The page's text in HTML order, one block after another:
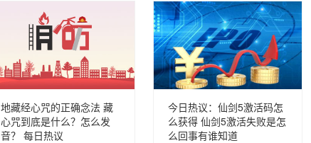
地藏经心咒的正确念法 藏
心咒到底是什么？怎么发
音？ 每日热议
今日热议：仙剑5激活码怎
么获得 仙剑5激活失败是怎
么回事有谁知道